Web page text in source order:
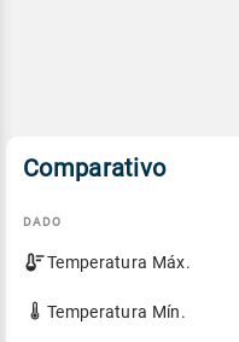
Comparativo
Comparativo
entre
previsão
DADO
Temperatura Máx.
Temperatura Mín.